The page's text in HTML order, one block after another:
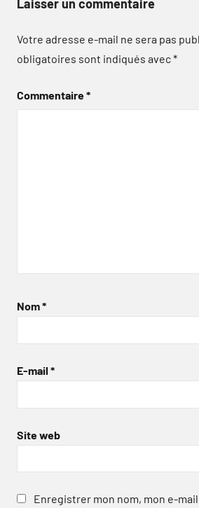
Laisser un commentaire
Votre adresse e-mail ne sera pas
obligatoires sont indiqués avec*
Commentaire*
Nom*
E-mail *
Site web
Enregistrer mon nom, mon e-